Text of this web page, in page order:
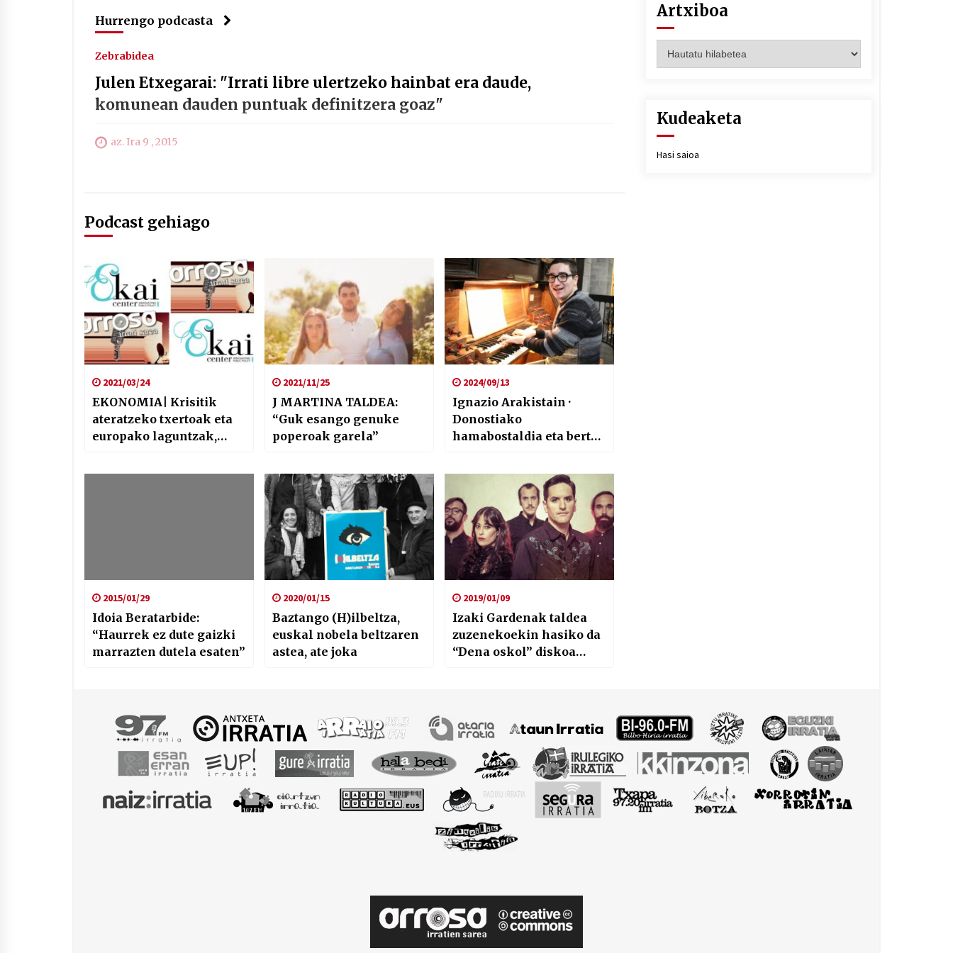
Hurrengo podcasta
Zebrabidea
Julen Etxegarai: "Irrati libre ulertzeko hainbat era daude,
komunean dauden puntuak definitzera goaz"
az. Ira 9 , 2015
Podcast gehiago
2021/03/24
EKONOMIA| Krisitik
ateratzeko txertoak eta
europako laguntzak,
Calviño goratu eta
2021/11/25
J MARTINA TALDEA:
“Guk esango genuke
poperoak garela”
2024/09/13
Ignazio Arakistain ·
Donostiako
hamabostaldia eta bertze
2015/01/29
Idoia Beratarbide:
“Haurrek ez dute gaizki
marrazten dutela esaten”
2020/01/15
Baztango (H)ilbeltza,
euskal nobela beltzaren
astea, ate joka
2019/01/09
Izaki Gardenak taldea
zuzenekoekin hasiko da
“Dena oskol” diskoa
Artxiboa
Kudeaketa
Hasi saioa